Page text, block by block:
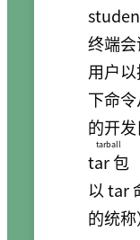
终端
用户
下命
的开
tar 包
tarball
以 tar
的统称